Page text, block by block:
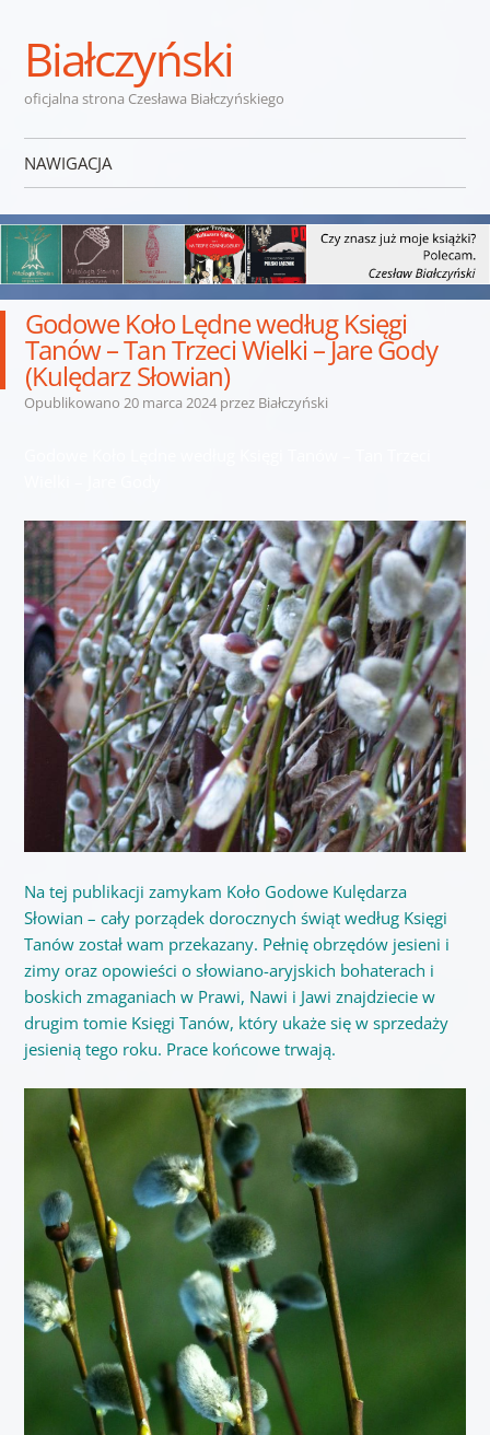
Białczyński
oficjalna strona Czesława Białczyńskiego
NAWIGACJA
Godowe Koło Lędne według Księgi
Tanów – Tan Trzeci Wielki – Jare Gody
(Kulędarz Słowian)
Opublikowano 20 marca 2024przez Białczyński
Na tej publikacji zamykam Koło Godowe Kulędarza
Słowian – cały porządek dorocznych świąt według Księgi
Tanów został wam przekazany. Pełnię obrzędów jesieni i
zimy oraz opowieści o słowiano-aryjskich bohaterach i
boskich zmaganiach w Prawi, Nawi i Jawi znajdziecie w
drugim tomie Księgi Tanów, który ukaże się w sprzedaży
jesienią tego roku. Prace końcowe trwają.